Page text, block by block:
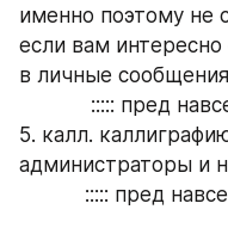
именно поэтому не
если вам интересно
в личные
::::: пред
5. калл.
администраторы и
::::: пред